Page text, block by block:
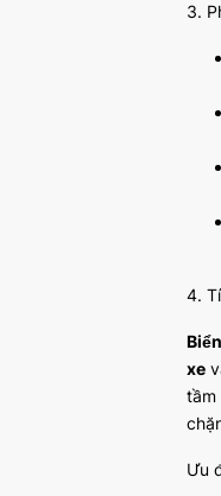
3.
4.
xe
tầm
Ưu